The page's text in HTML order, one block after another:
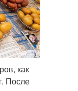
как
После